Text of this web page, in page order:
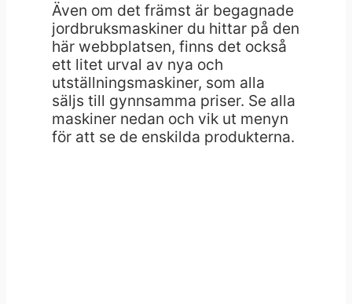
Även om det främst är begagnade
jordbruksmaskiner du hittar på den
här webbplatsen, finns det också
ett litet urval av nya och
utställningsmaskiner, som alla
säljs till gynnsamma priser. Se alla
maskiner nedan och vik ut menyn
för att se de enskilda produkterna.